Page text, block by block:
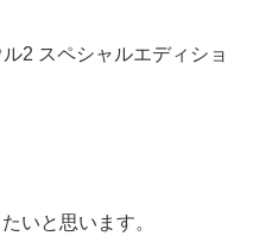
2 スペシャルエディショ
いと思います。